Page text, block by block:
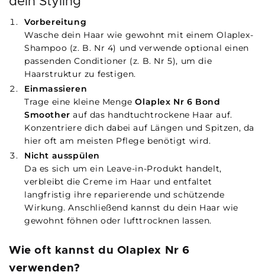
Vorbereitung
Wasche dein Haar wie gewohnt mit einem Olaplex-
Shampoo (z. B. Nr 4) und verwende optional einen
passenden Conditioner (z. B. Nr 5), um die
Haarstruktur zu festigen.
Einmassieren
Trage eine kleine MengeOlaplex Nr 6 Bond
Smoother auf das handtuchtrockene Haar auf.
Konzentriere dich dabei auf Längen und Spitzen, da
hier oft am meisten Pflege benötigt wird.
Nicht ausspülen
Da es sich um ein Leave-in-Produkt handelt,
verbleibt die Creme im Haar und entfaltet
langfristig ihre reparierende und schützende
Wirkung. Anschließend kannst du dein Haar wie
gewohnt föhnen oder lufttrocknen lassen.
Wie oft kannst du Olaplex Nr 6
verwenden?